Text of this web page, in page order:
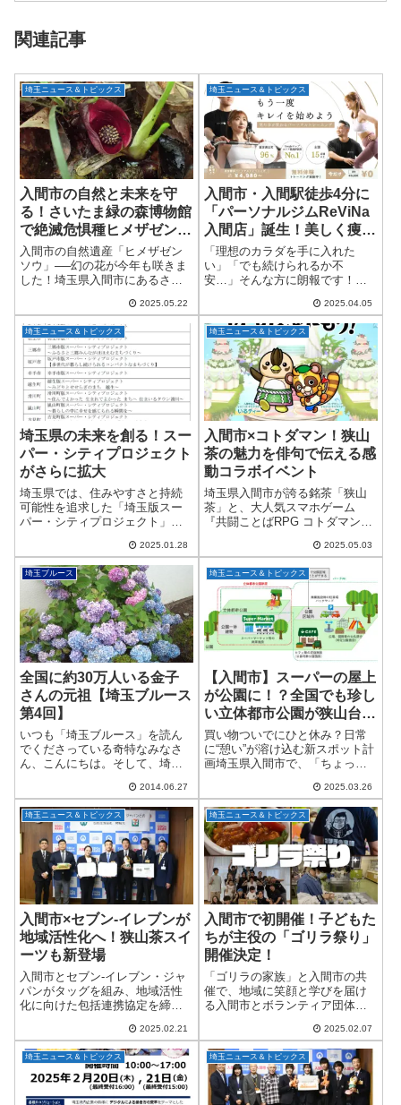
関連記事
埼玉ニュース＆トピックス
入間市の自然と未来を守
る！さいたま緑の森博物館
で絶滅危惧種ヒメザゼンソ
ウが今年も開花
入間市の自然遺産「ヒメザゼン
ソウ」──幻の花が今年も咲きま
した！埼玉県入間市にあるさい
絶滅危惧種「ヒメザゼンソウ」
が今年も開花したという嬉しい
ニュースが届きました！ヒメザ
ゼンソウは、わずか...
2025.05.22
埼玉ニュース＆トピックス
入間市・入間駅徒歩4分に
「パーソナルジムReViNa
入間店」誕生！美しく痩せ
る体験をあなたに
「理想のカラダを手に入れた
い」「でも続けられるか不
安…」そんな方に朗報です！
ら徒歩たったの4分というアクセ
ス抜群の立地に、人気のパーソ
ナルジム ReViNa（レビナ）入間
店 がオー...
2025.04.05
埼玉ニュース＆トピックス
埼玉県の未来を創る！スー
パー・シティプロジェクト
がさらに拡大
埼玉県では、住みやすさと持続
可能性を追求した「埼玉版スー
パー・シティプロジェクト」が
ェクトは、コンパクト、スマー
ト、レジリエントの3つの要素を
融合させた先進的なまちづくり
を目指しています。...
2025.01.28
埼玉ニュース＆トピックス
入間市×コトダマン！狭山
茶の魅力を俳句で伝える感
動コラボイベント
埼玉県入間市が誇る銘茶「狭山
茶」と、大人気スマホゲーム
『共闘ことばRPG コトダマン』
信するコラボイベントを開催中
う」。これは、「狭山茶の日」
（6月の第一日曜日）...
2025.05.03
埼玉ブルース
全国に約30万人いる金子
さんの元祖【埼玉ブルース
第4回】
いつも「埼玉ブルース」を読ん
でくださっている奇特なみなさ
ん、こんにちは。そして、埼玉
んにちは！このコーナーも早い
もので第四回。はじめての忌み
数を迎えた節目に、さらに奥の
深い埼玉の魅力をお伝...
2014.06.27
埼玉ニュース＆トピックス
【入間市】スーパーの屋上
が公園に！？全国でも珍し
い立体都市公園が狭山台に
誕生へ
買い物ついでにひと休み？日常
に“憩い”が溶け込む新スポット計
画埼玉県入間市で、「ちょっと
とピクニック」なんて日常が実
現するかもしれません！入間市
が発表したのは、狭山台エリア
にて公園とスーパ...
2025.03.26
埼玉ニュース＆トピックス
入間市×セブン-イレブンが
地域活性化へ！狭山茶スイ
ーツも新登場
入間市とセブン-イレブン・ジャ
パンがタッグを組み、地域活性
化に向けた包括連携協定を締結
て、入間市の特産品「狭山茶」
を使ったスイーツ2種類が期間限
定で登場。地元の味をコンビニ
で手軽に楽しめるチ...
2025.02.21
埼玉ニュース＆トピックス
入間市で初開催！子どもた
ちが主役の「ゴリラ祭り」
開催決定！
「ゴリラの家族」と入間市の共
催で、地域に笑顔と学びを届け
る入間市とボランティア団体
み、子どもたちの学びと交流の
場を広げるためのイベント「ゴ
リラ祭り」を初開催します！学
習支援や子ども食堂を通...
2025.02.07
埼玉ニュース＆トピックス 埼玉ニュース＆トピックス